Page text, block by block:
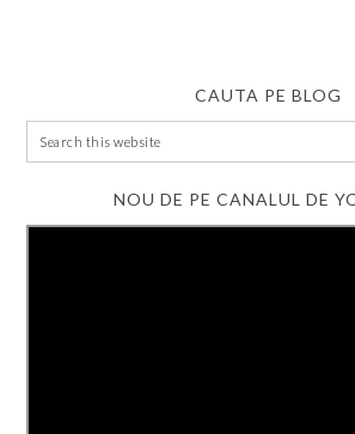
CAUTA PE BLOG
NOU DE PE CANALUL DE